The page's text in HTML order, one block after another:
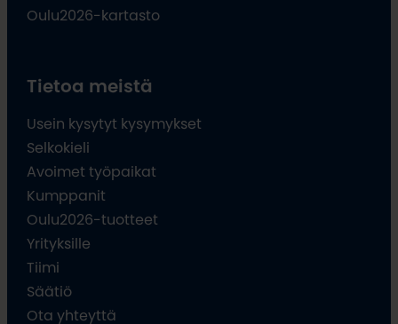
Oulu2026-kartasto
Tietoa meistä
Usein kysytyt kysymykset
Selkokieli
Avoimet työpaikat
Kumppanit
Oulu2026-tuotteet
Yrityksille
Tiimi
Säätiö
Ota yhteyttä